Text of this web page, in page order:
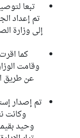
تبعا
تم إعداد
إلى وزارة
كما
عن طريق
تم إصدار
وكانت